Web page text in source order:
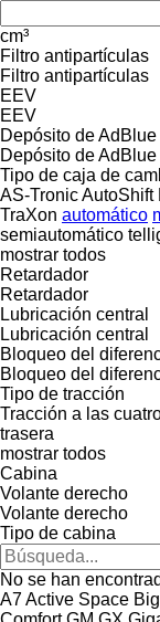
cm³
Filtro antipartículas
Filtro antipartículas
EEV
EEV
Depósito de AdBlue
Depósito de AdBlue
Tipo de caja de
AS-TronicAutoShift
TraXon automático
semiautomático
mostrar todos
Retardador
Retardador
Lubricación central
Lubricación central
Bloqueo del
Bloqueo del
Tipo de tracción
Tracción a las
trasera
mostrar todos
Cabina
Volante derecho
Volante derecho
Tipo de cabina
No se han
A7Active Space